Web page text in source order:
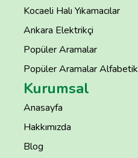
Kocaeli Halı Yıkamacılar
Ankara Elektrikçi
Popüler Aramalar
Popüler Aramalar Alfabetik
Kurumsal
Anasayfa
Hakkımızda
Blog